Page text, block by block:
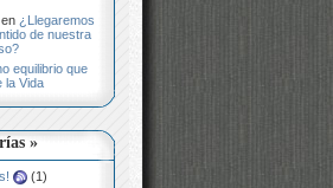
en ¿Llegaremos
de nuestra
equilibrio que
la Vida
»
(1)